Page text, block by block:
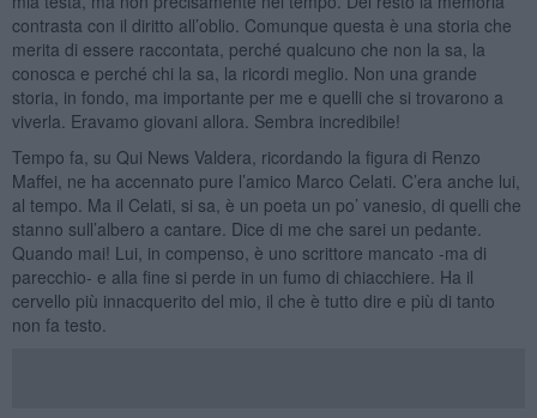
contrasta con il diritto all’oblio. Comunque questa è una storia che
merita di essere raccontata, perché qualcuno che non la sa, la
conosca e perché chi la sa, la ricordi meglio. Non una grande
storia, in fondo, ma importante per me e quelli che si trovarono a
viverla. Eravamo giovani allora. Sembra incredibile!
Tempo fa, su Qui News Valdera, ricordando la figura di Renzo
Maffei, ne ha accennato pure l’amico Marco Celati. C’era anche lui,
al tempo. Ma il Celati, si sa, è un poeta un po’ vanesio, di quelli che
stanno sull’albero a cantare. Dice di me che sarei un pedante.
Quando mai! Lui, in compenso, è uno scrittore mancato -ma di
parecchio- e alla fine si perde in un fumo di chiacchiere. Ha il
cervello più innacquerito del mio, il che è tutto dire e più di tanto
non fa testo.